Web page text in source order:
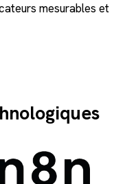
mesurables et